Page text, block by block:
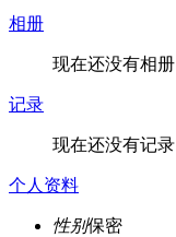
相册
现在还没有相册
记录
现在还没有记录
个人资料
性别保密